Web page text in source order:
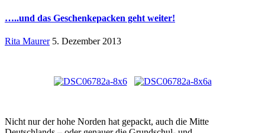
…..und das Geschenkepacken geht weiter!
Rita Maurer 5. Dezember 2013
Nicht nur der hohe Norden hat gepackt, auch die Mitte